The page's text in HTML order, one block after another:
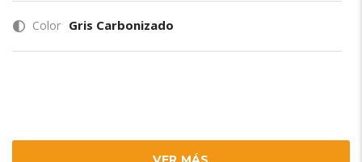
Color Gris Carbonizado